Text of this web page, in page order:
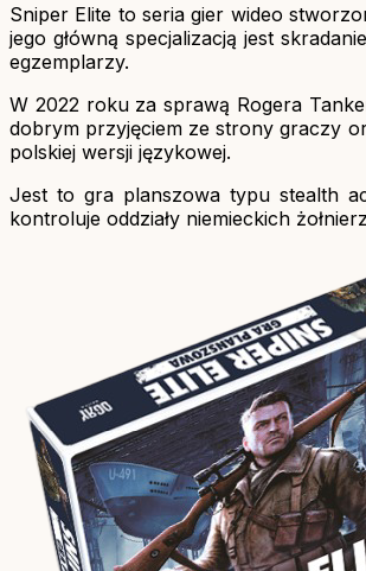
Sniper Elite to seria gier wideo
jego główną specjalizacją jest
egzemplarzy.
W 2022 roku za sprawą Rogera
dobrym przyjęciem ze strony graczy
polskiej wersji językowej.
Jest to gra planszowa typu stealth
kontroluje oddziały niemieckich